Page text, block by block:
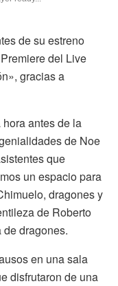
de su estreno
del Live
gracias a
antes de la
de Noe
que
un espacio para
dragones y
de Roberto
dragones.
en una sala
disfrutaron de una